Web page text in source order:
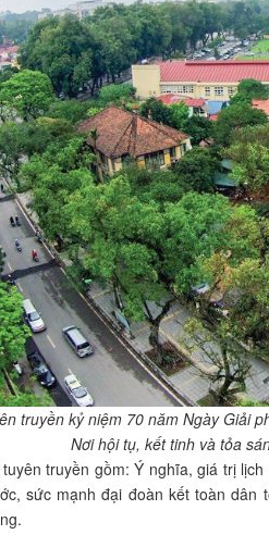
truyền kỷ niệm 70 năm Ngày Giải
Nơi hội tụ, kết tinh và tỏa
truyền gồm: Ý nghĩa, giá trị
sức mạnh đại đoàn kết toàn